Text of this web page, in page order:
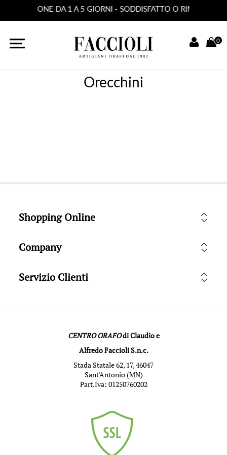
SPEDIZIONE DA 1 A 5 GIORNI - SODDISFATTO O RIMBORSATO
0
Orecchini
Shopping Online
Company
Servizio Clienti
CENTRO ORAFOdi Claudio e
Alfredo Faccioli S.n.c.
Stada Statale 62, 17, 46047
Sant'Antonio (MN)
Part.Iva: 01250760202